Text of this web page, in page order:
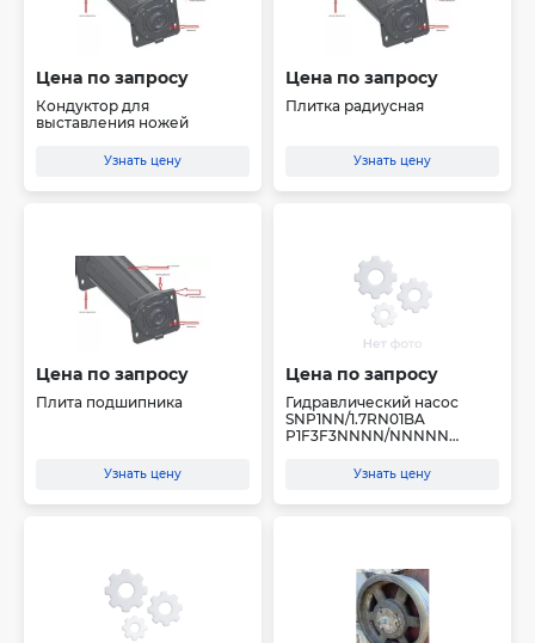
Цена по запросу
Кондуктор для
выставления ножей
Узнать цену
Цена по запросу
Плитка радиусная
Узнать цену
Цена по запросу
Плита подшипника
Узнать цену
Цена по запросу
Гидравлический насос
SNP1NN/1.7RN01BA
P1F3F3NNNN/NNNNN
Узнать цену